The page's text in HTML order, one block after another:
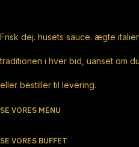
Frisk dej. husets sauce. ægte
traditionen i hver bid, uanset om
eller bestiller til levering.
SE VORES MENU
SE VORES BUFFET